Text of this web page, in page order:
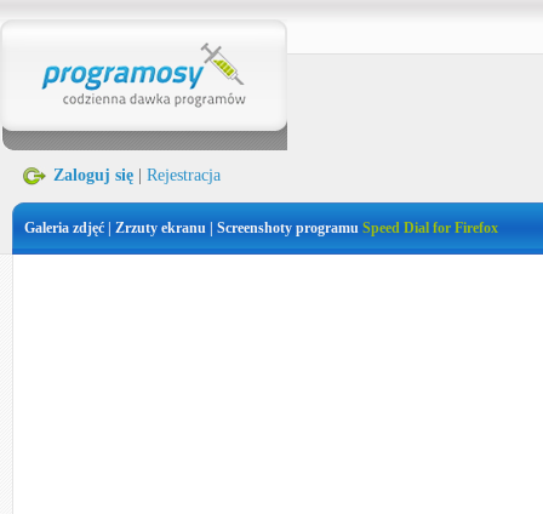
Zaloguj się Rejestracja
Galeria zdjęć | Zrzuty ekranu | Screenshoty programu Speed Dial for Firefox